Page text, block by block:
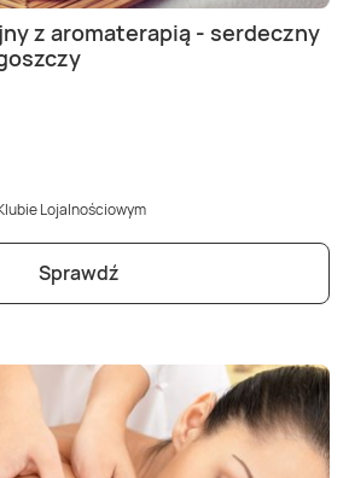
z aromaterapią - serdeczny
Lojalnościowym
Sprawdź